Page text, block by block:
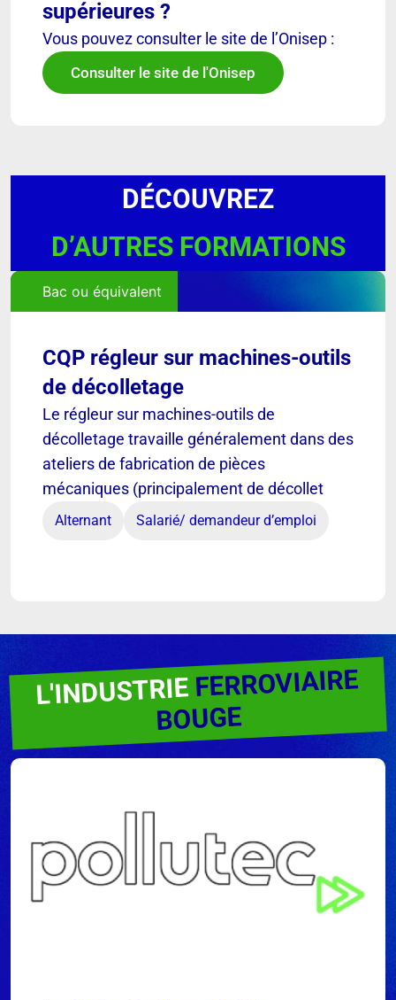
supérieures ?
Vous pouvez consulter le site de l’Onisep :
Consulter le site de l'Onisep
DÉCOUVREZ
D’AUTRES FORMATIONS
Bac ou équivalent
CQP régleur sur machines-outils
de décolletage
Le régleur sur machines-outils de
décolletage travaille généralement dans des
ateliers de fabrication de pièces
mécaniques (principalement de décollet
Alternant Salarié/ demandeur d’emploi
L'INDUSTRIEFERROVIAIRE
BOUGE